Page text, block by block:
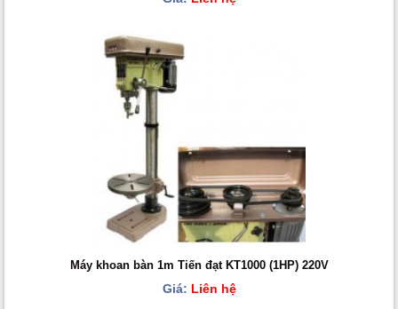
Máy khoan bàn 1m Tiến đạt KT1000 (1HP) 220V
Giá: Liên hệ